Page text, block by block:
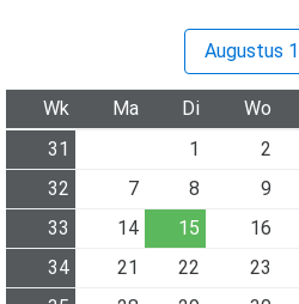
Augustus
Wk Ma Di Wo
31
1 2
32
7 8 9
33
14 15 16
34
21 22 23